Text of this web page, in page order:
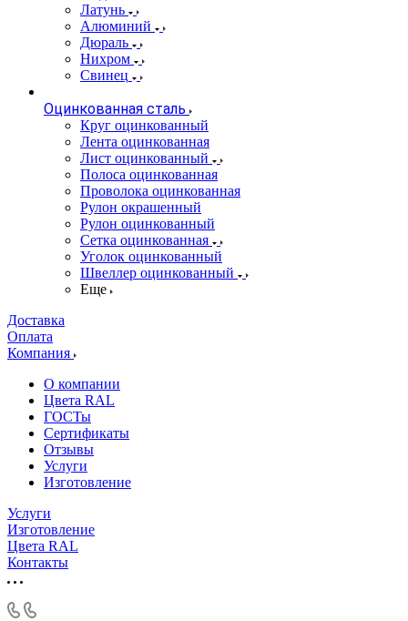
Латунь
Алюминий
Дюраль
Нихром
Свинец
Оцинкованная сталь
Круг оцинкованный
Лента оцинкованная
Лист оцинкованный
Полоса оцинкованная
Проволока оцинкованная
Рулон окрашенный
Рулон оцинкованный
Сетка оцинкованная
Уголок оцинкованный
Швеллер оцинкованный
Еще
Доставка
Оплата
Компания
О компании
Цвета RAL
ГОСТы
Сертификаты
Отзывы
Услуги
Изготовление
Услуги
Изготовление
Цвета RAL
Контакты